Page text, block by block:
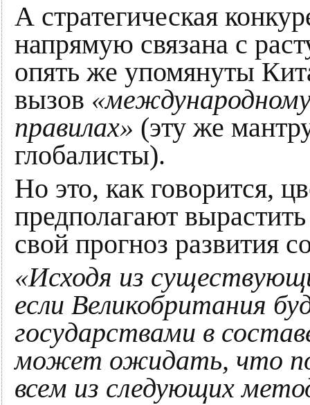
А стратегическая
напрямую связана с
опять же упомянуты
вызов
правилах» (эту же
глобалисты).
Но это, как говорится,
предполагают
свой прогноз развития
«Исходя из
если Великобритания
государствами в
может ожидать, что
всем из следующих